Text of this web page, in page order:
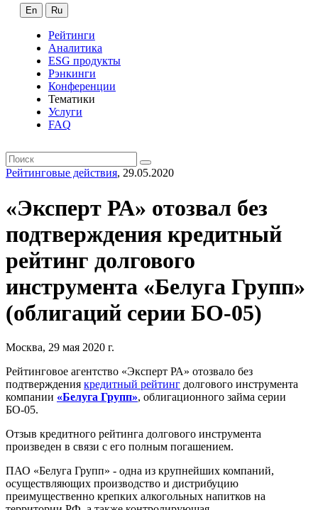
En Ru
Рейтинги
Аналитика
ESG продукты
Рэнкинги
Конференции
Тематики
Услуги
FAQ
Рейтинговые действия, 29.05.2020
«Эксперт РА» отозвал без
подтверждения кредитный
рейтинг долгового
инструмента «Белуга Групп»
(облигаций серии БО-05)
Москва, 29 мая 2020 г.
Рейтинговое агентство «Эксперт РА» отозвало без
подтверждения кредитный рейтинг долгового инструмента
компании «Белуга Групп», облигационного займа серии
БО-05.
Отзыв кредитного рейтинга долгового инструмента
произведен в связи с его полным погашением.
ПАО «Белуга Групп» - одна из крупнейших компаний,
осуществляющих производство и дистрибуцию
преимущественно крепких алкогольных напитков на